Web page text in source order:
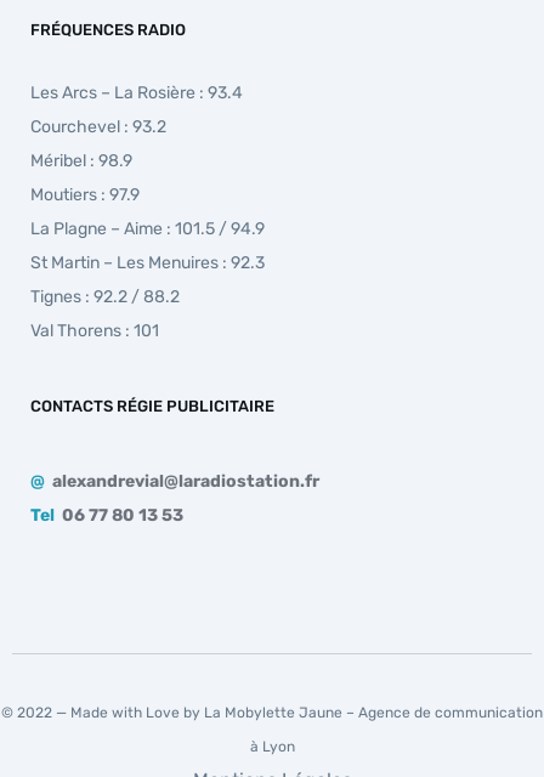
FRÉQUENCES RADIO
Les Arcs – La Rosière : 93.4
Courchevel : 93.2
Méribel : 98.9
Moutiers : 97.9
La Plagne – Aime : 101.5 / 94.9
St Martin – Les Menuires : 92.3
Tignes : 92.2 / 88.2
Val Thorens : 101
CONTACTS RÉGIE PUBLICITAIRE
@ alexandrevial@laradiostation.fr
Tel 06 77 80 13 53
© 2022 — Made with Love by La Mobylette Jaune – Agence de communication
à Lyon